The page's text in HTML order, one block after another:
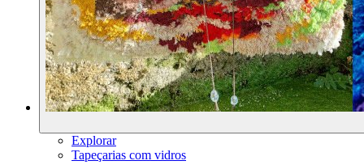
Explorar
Tapeçarias com vidros